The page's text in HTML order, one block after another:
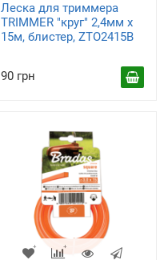
Леска для триммера
TRIMMER "круг" 2,4мм х
15м, блистер, ZTO2415B
90 грн